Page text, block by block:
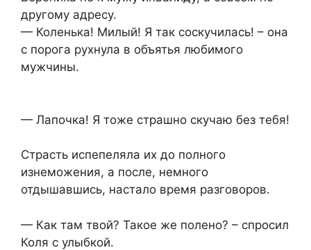
другому адресу.
— Коленька! Милый! Я так соскучилась! – она
с порога рухнула в объятья любимого
мужчины.
— Лапочка! Я тоже страшно скучаю без тебя!
Страсть испепеляла их до полного
изнеможения, а после, немного
отдышавшись, настало время разговоров.
— Как там твой? Такое же полено? – спросил
Коля с улыбкой.